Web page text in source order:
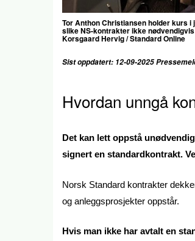
Tor Anthon Christiansen holder kurs
slike NS-kontrakter ikke
Korsgaard Hervig / Standard Online
Sist oppdatert: 12-09-2025
Hvordan unngå
Det kan lett oppstå
signert en standardkontrakt.
Norsk Standard kontrakter
og anleggsprosjekter oppstår.
Hvis man ikke har avtalt en